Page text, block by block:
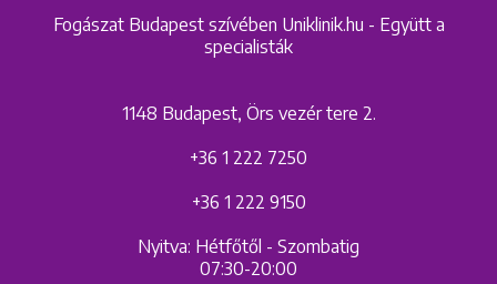
Fogászat Budapest szívében Uniklinik.hu - Együtt a
specialisták
1148 Budapest, Örs vezér tere 2.
+36 1 222 7250
+36 1 222 9150
Nyitva: Hétfőtől - Szombatig
07:30-20:00